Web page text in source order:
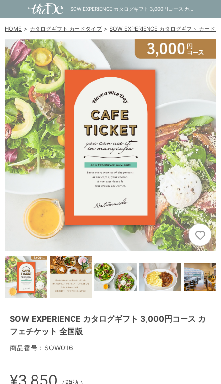
HOME カタログギフト カードタイプ SOW EXPERIENCE カタログギフト カード
SOW EXPERIENCE カタログギフト 3,000円コース カ
フェチケット 全国版
商品番号：SOW016
¥3,850